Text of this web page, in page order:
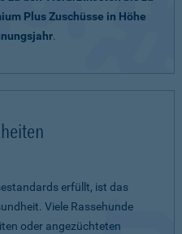
Plus Zuschüsse in Höhe
.
erfüllt, ist das
Viele Rassehunde
oder angezüchteten